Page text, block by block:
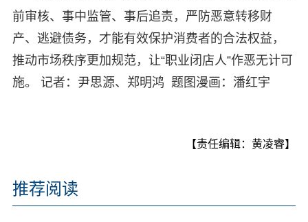
前审核、事中监管、事后追责，严防恶意转移财
产、逃避债务，才能有效保护消费者的合法权益，
推动市场秩序更加规范，让“职业闭店人”作恶无计可
施。 记者：尹思源、郑明鸿 题图漫画：潘红宇
【责任编辑：黄凌睿】
推荐阅读